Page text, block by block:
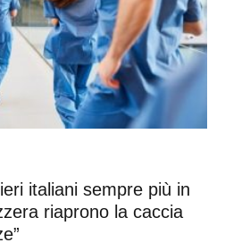
italiani sempre più in
riaprono la caccia